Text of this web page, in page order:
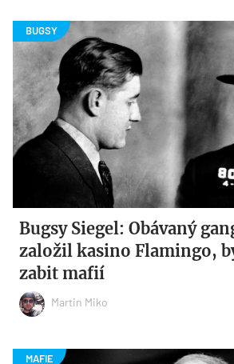
Bugsy Siegel: Obávaný
založil kasino Flamingo,
zabit mafií
Martin Miko